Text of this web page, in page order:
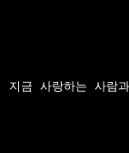
지금 사랑하는 사람